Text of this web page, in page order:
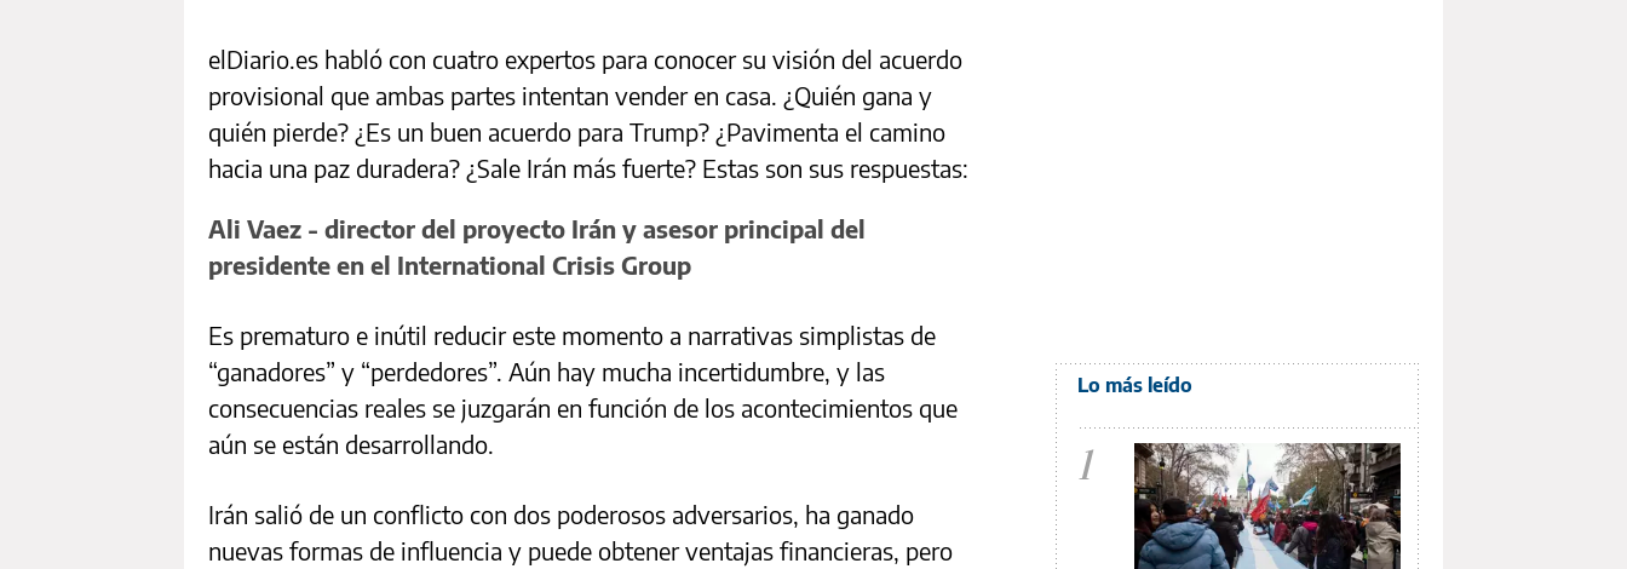
elDiario.es habló con cuatro expertos para conocer su visión del acuerdo
provisional que ambas partes intentan vender en casa. ¿Quién gana y
quién pierde? ¿Es un buen acuerdo para Trump? ¿Pavimenta el camino
hacia una paz duradera? ¿Sale Irán más fuerte? Estas son sus respuestas:
Ali Vaez - director del proyecto Irán y asesor principal del
presidente en el International Crisis Group
Es prematuro e inútil reducir este momento a narrativas simplistas de
“ganadores” y “perdedores”. Aún hay mucha incertidumbre, y las
consecuencias reales se juzgarán en función de los acontecimientos que
aún se están desarrollando.
Irán salió de un conflicto con dos poderosos adversarios, ha ganado
nuevas formas de influencia y puede obtener ventajas financieras, pero
Lo más leído
1